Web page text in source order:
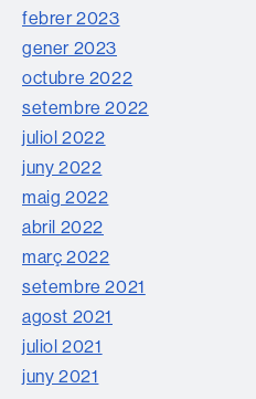
febrer 2023
gener 2023
octubre 2022
setembre 2022
juliol 2022
juny 2022
maig 2022
abril 2022
març 2022
setembre 2021
agost 2021
juliol 2021
juny 2021